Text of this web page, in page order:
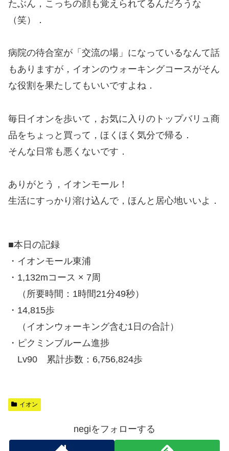
たぶん，こっちの顔も覚えられてるんだろうな
（笑）．
病院の待合室が「交流の場」になっているなんて話
もありますが，イオンのウォーキングコースがそん
な役割を果たしてもいいですよね．
毎日イオンを歩いて，お気に入りのトップバリュ商
品をちょっと買って，ほくほく気分で帰る．
そんな日常も悪くないです．
ありがとう，イオンモール！
生活にすっかり溶け込んで，ほんと居心地いいよ．
■本日の記録
・イオンモール東浦
・1,132mコース × 7周
（所要時間：1時間21分49秒）
・14,815歩
（イオンウォーキング含む1日の合計）
・ピクミンブルーム進捗
Lv90 累計歩数：6,756,824歩
イオン
negiをフォローする